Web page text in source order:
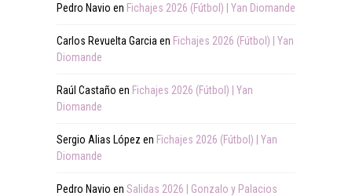
Pedro Navio en Fichajes 2026 (Fútbol) | Yan Diomande
Carlos Revuelta Garcia en Fichajes 2026 (Fútbol) | Yan
Diomande
Raúl Castaño en Fichajes 2026 (Fútbol) | Yan
Diomande
Sergio Alias López en Fichajes 2026 (Fútbol) | Yan
Diomande
Pedro Navio en Salidas 2026 | Gonzalo y Palacios